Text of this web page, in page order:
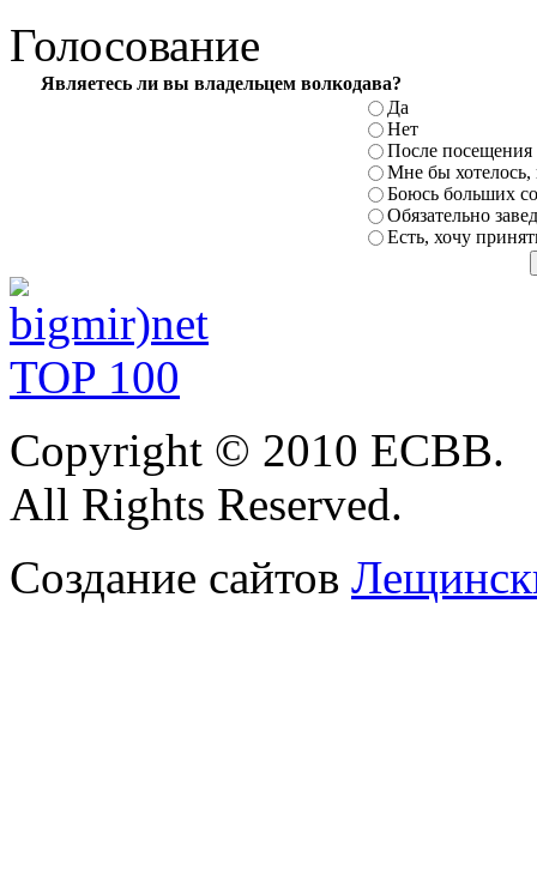
Голосование
Являетесь ли вы владельцем волкодава?
Да
Нет
После посещения
Мне бы
Боюсь больших
Обязательно
Есть, хочу
Copyright © 2010 ЕСВВ.
All Rights Reserved.
Создание сайтов